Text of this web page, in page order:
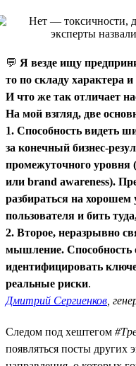
💬 Я везде ищу
то по складу характера
И что же так отличает
На мой взгляд, две
1. Способность видеть
за конечный бизнес-
промежуточного
или brand awareness).
разбираться на хорошем
пользователя и бить
2. Второе, неразрывно
мышление. Способность
идентифицировать
реальные риски.
Дмитрий Сергиенков ,
Следом под хештегом
появляться посты